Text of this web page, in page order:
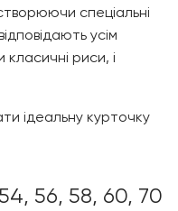
спеціальні
усім
риси, і
ідеальну курточку
56, 58, 60, 70